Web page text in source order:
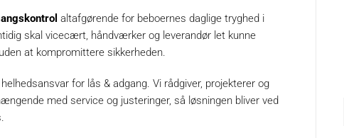
altafgørende for beboernes daglige tryghed i
skal vicecært, håndværker og leverandør let kunne
at kompromittere sikkerheden.
for lås & adgang. Vi rådgiver, projekterer og
med service og justeringer, så løsningen bliver ved